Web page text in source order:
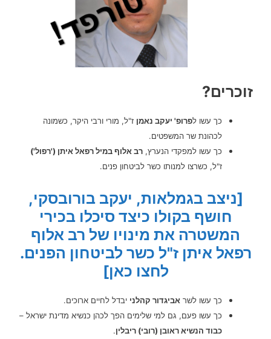
זוכרים?
כך עשו לפרופ' יעקב נאמן ז"ל, מורי ורבי היקר, כשמונה
לכהונת שר המשפטים.
כך עשו למפקדי הנערץ, רב אלוף במיל רפאל איתן ('רפול')
ז"ל, כשרצו למנותו כשר לביטחון פנים.
[ניצב בגמלאות, יעקב בורובסקי,
חושף בקולו כיצד סיכלו בכירי
המשטרה את מינויו של רב אלוף
רפאל איתן ז"ל כשר לביטחון הפנים.
לחצו כאן]
כך עשו לשר אביגדור קהלני יבדל לחיים ארוכים.
כך עשו פעם, גם למי שלימים הפך לכהן כנשיא מדינת ישראל –
כבוד הנשיא ראובן (רובי) ריבלין.